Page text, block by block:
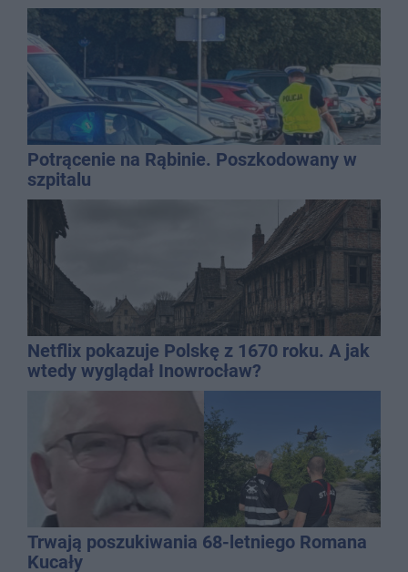
Potrącenie na Rąbinie. Poszkodowany w
szpitalu
Netflix pokazuje Polskę z 1670 roku. A jak
wtedy wyglądał Inowrocław?
Trwają poszukiwania 68-letniego Romana
Kucały